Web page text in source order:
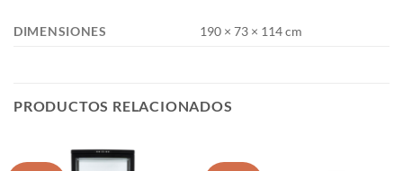
DIMENSIONES 190 × 73 × 114 cm
PRODUCTOS RELACIONADOS